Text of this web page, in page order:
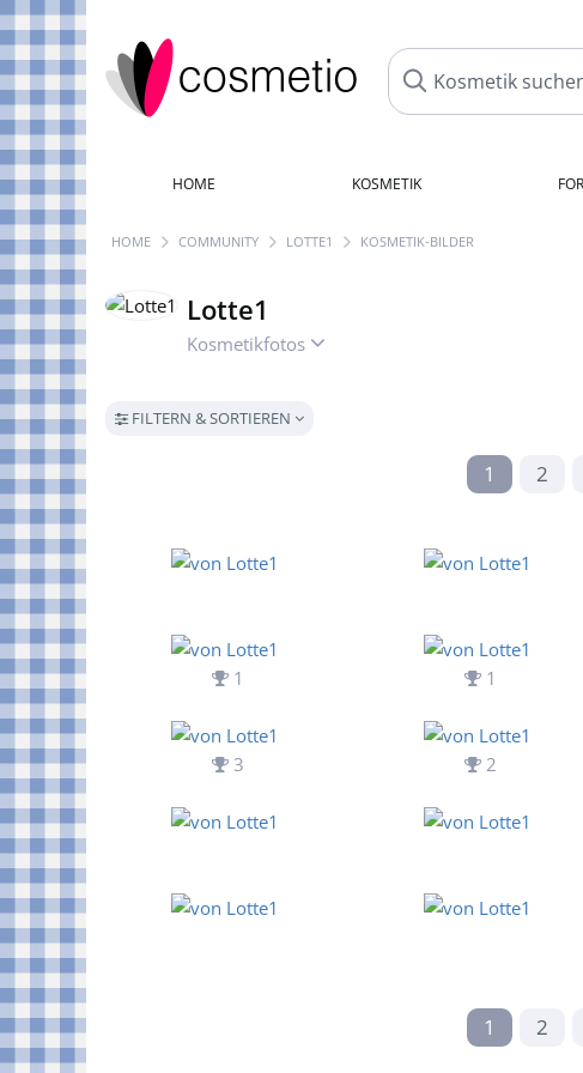
HOME KOSMETIK
HOME COMMUNITY LOTTE1 KOSMETIK-BILDER
Lotte1
Kosmetikfotos
FILTERN & SORTIEREN
1 2
1 1
3 2
1 2